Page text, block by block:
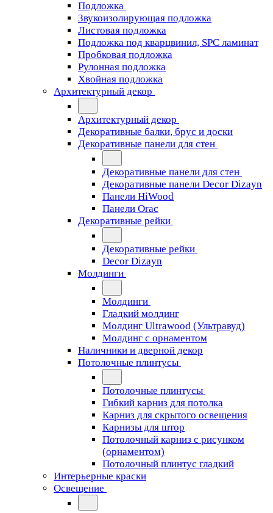
Подложка
Звукоизолирующая подложка
Листовая подложка
Подложка под кварцвинил, SPC ламинат
Пробковая подложка
Рулонная подложка
Хвойная подложка
Архитектурный декор
Архитектурный декор
Декоративные балки, брус и доски
Декоративные панели для стен
Декоративные панели для стен
Декоративные панели Decor Dizayn
Панели HiWood
Панели Orac
Декоративные рейки
Декоративные рейки
Decor Dizayn
Молдинги
Молдинги
Гладкий молдинг
Молдинг Ultrawood (Ультравуд)
Молдинг с орнаментом
Наличники и дверной декор
Потолочные плинтусы
Потолочные плинтусы
Гибкий карниз для потолка
Карниз для скрытого освещения
Карнизы для штор
Потолочный карниз с рисунком
(орнаментом)
Потолочный плинтус гладкий
Интерьерные краски
Освещение